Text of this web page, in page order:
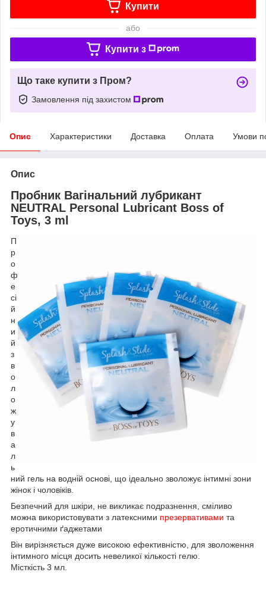
Купити
або
Купити з
Що таке купити з Пром?
Замовлення під захистом
Опис Характеристики Доставка Оплата Умови
Опис
Пробник Вагінальний лубрикант
NEUTRAL Personal Lubricant Boss of
Toys, 3 ml
П
р
о
ф
е
сі
й
н
и
й
з
в
о
л
о
ж
у
в
а
л
ь
ний гель на водній основі, що ідеально зволожує інтимні зони
жінок і чоловіків.
Безпечний для шкіри, не викликає подразнення, сміливо
можна використовувати з латексними презервативами та
еротичними ґаджетами
Він вирізняється дуже високою ефективністю, для зволоження
інтимного місця досить невеликої кількості гелю.
Місткість 3 мл.